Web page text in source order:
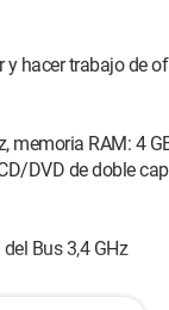
hacer trabajo de
memoria RAM: 4
DVD de doble
Bus 3,4 GHz